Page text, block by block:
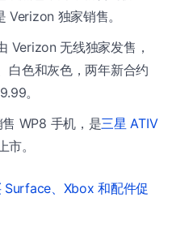
Verizon 独家销售。
Verizon 无线独家发售，
白色和灰色，两年新合约
。
WP8 手机，是三星 ATIV
。
、Xbox 和配件促